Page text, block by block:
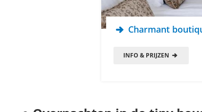
Charmant
INFO & PRIJZEN